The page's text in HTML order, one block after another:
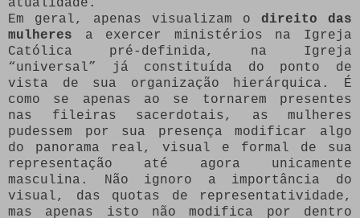
atualidade.
Em geral, apenas visualizam o direito das
mulheres a exercer ministérios na Igreja
Católica pré-definida, na Igreja
“universal” já constituída do ponto de
vista de sua organização hierárquica. É
como se apenas ao se tornarem presentes
nas fileiras sacerdotais, as mulheres
pudessem por sua presença modificar algo
do panorama real, visual e formal de sua
representação até agora unicamente
masculina. Não ignoro a importância do
visual, das quotas de representatividade,
mas apenas isto não modifica por dentro